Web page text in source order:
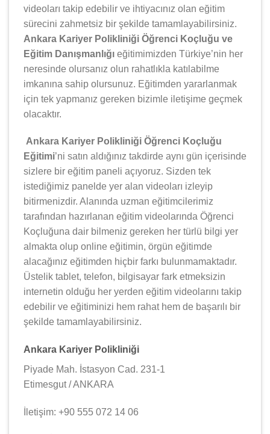
videoları takip edebilir ve ihtiyacınız olan eğitim
sürecini zahmetsiz bir şekilde tamamlayabilirsiniz.
Ankara Kariyer Polikliniği Öğrenci Koçluğu ve
Eğitim Danışmanlığı eğitimimizden Türkiye’nin her
neresinde olursanız olun rahatlıkla katılabilme
imkanına sahip olursunuz. Eğitimden yararlanmak
için tek yapmanız gereken bizimle iletişime geçmek
olacaktır.
Ankara Kariyer Polikliniği Öğrenci Koçluğu
Eğitimi’ni satın aldığınız takdirde aynı gün içerisinde
sizlere bir eğitim paneli açıyoruz. Sizden tek
istediğimiz panelde yer alan videoları izleyip
bitirmenizdir. Alanında uzman eğitimcilerimiz
tarafından hazırlanan eğitim videolarında Öğrenci
Koçluğuna dair bilmeniz gereken her türlü bilgi yer
almakta olup online eğitimin, örgün eğitimde
alacağınız eğitimden hiçbir farkı bulunmamaktadır.
Üstelik tablet, telefon, bilgisayar fark etmeksizin
internetin olduğu her yerden eğitim videolarını takip
edebilir ve eğitiminizi hem rahat hem de başarılı bir
şekilde tamamlayabilirsiniz.
Ankara Kariyer Polikliniği
Piyade Mah. İstasyon Cad. 231-1
Etimesgut / ANKARA
İletişim: +90 555 072 14 06